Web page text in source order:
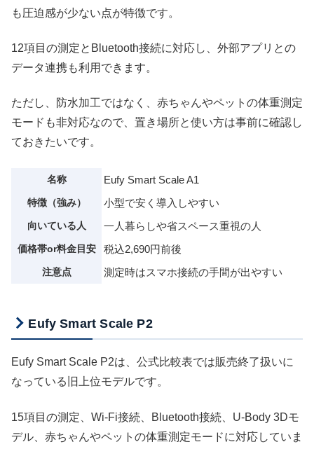
も圧迫感が少ない点が特徴です。
12項目の測定とBluetooth接続に対応し、外部アプリとの
データ連携も利用できます。
ただし、防水加工ではなく、赤ちゃんやペットの体重測定
モードも非対応なので、置き場所と使い方は事前に確認し
ておきたいです。
名称 Eufy Smart Scale A1
特徴（強み） 小型で安く導入しやすい
向いている人 一人暮らしや省スペース重視の人
価格帯or料金目安 税込2,690円前後
注意点 測定時はスマホ接続の手間が出やすい
Eufy Smart Scale P2
Eufy Smart Scale P2は、公式比較表では販売終了扱いに
なっている旧上位モデルです。
15項目の測定、Wi-Fi接続、Bluetooth接続、U-Body 3Dモ
デル、赤ちゃんやペットの体重測定モードに対応していま